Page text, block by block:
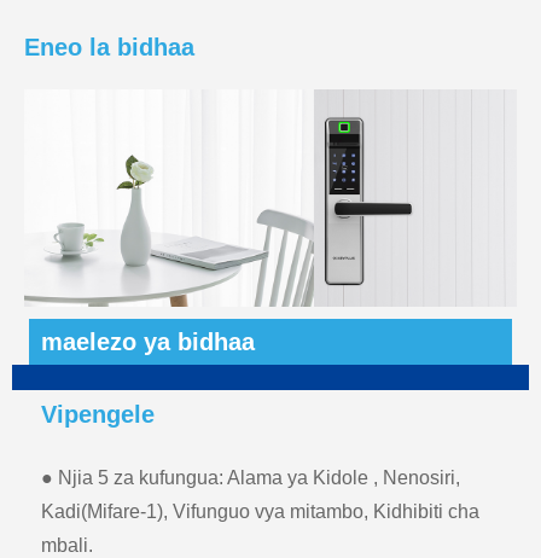
Eneo la bidhaa
maelezo ya bidhaa
Vipengele
● Njia 5 za kufungua: Alama ya Kidole , Nenosiri,
Kadi(Mifare-1), Vifunguo vya mitambo, Kidhibiti cha
mbali.